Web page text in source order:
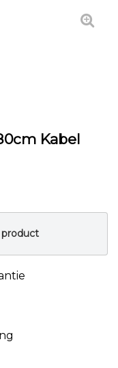
Kabel
product